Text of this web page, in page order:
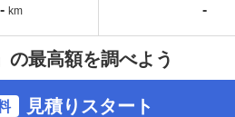
- km -
の最高額を調べよう
見積りスタート